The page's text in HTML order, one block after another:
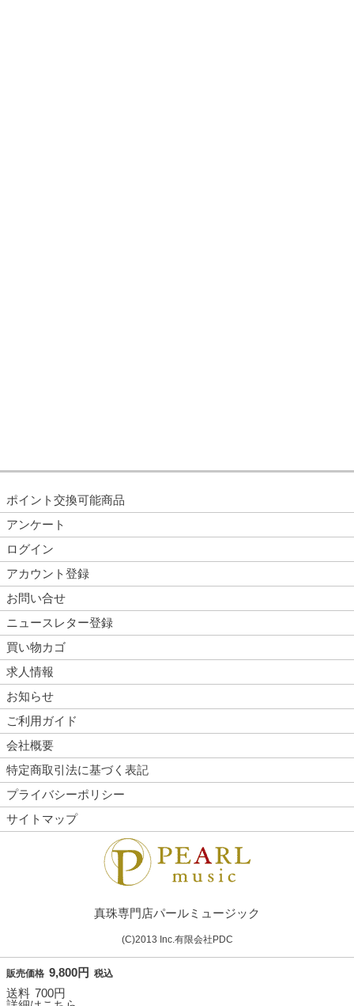
販売価格 9,800円 税込
送料 700円
ポイント交換可能商品
アンケート
ログイン
アカウント登録
お問い合せ
ニュースレター登録
買い物カゴ
求人情報
お知らせ
ご利用ガイド
会社概要
特定商取引法に基づく表記
プライバシーポリシー
サイトマップ
真珠専門店パールミュージック
(C)2013 Inc.有限会社PDC